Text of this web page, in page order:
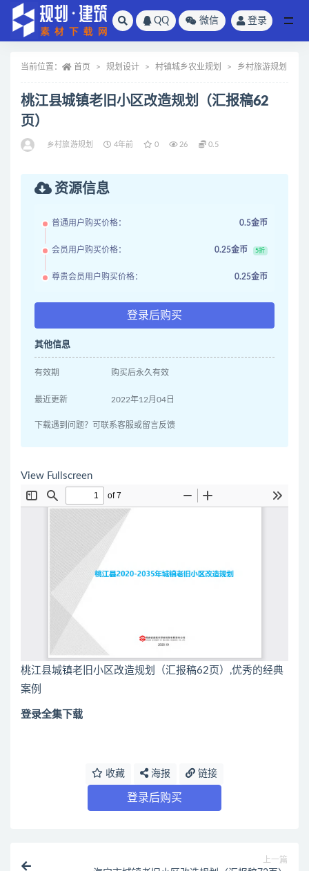
QQ 微信 登录
当前位置： 首页 规划设计 村镇城乡农业规划 乡村旅游规划
桃江县城镇老旧小区改造规划（汇报稿62
页）
乡村旅游规划 4年前 0 26 0.5
资源信息
普通用户购买价格： 0.5金币
会员用户购买价格： 0.25金币 5折
尊贵会员用户购买价格： 0.25金币
登录后购买
其他信息
有效期 购买后永久有效
最近更新 2022年12月04日
下载遇到问题？可联系客服或留言反馈
View Fullscreen
桃江县城镇老旧小区改造规划（汇报稿62页）,优秀的经典
案例
登录全集下载
收藏 海报 链接
登录后购买
上一篇
全部